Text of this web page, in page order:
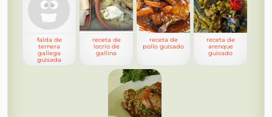
falda de
ternera
gallega
guisada
receta de
locrio de
gallina
receta de
pollo guisado
receta de
arenque
guisado